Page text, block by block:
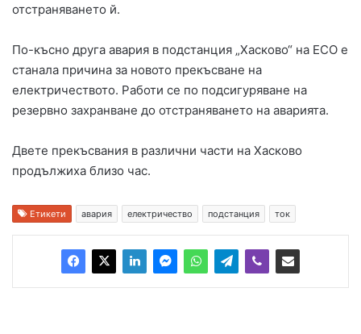
отстраняването й.
По-късно друга авария в подстанция „Хасково“ на ЕСО е
станала причина за новото прекъсване на
електричеството. Работи се по подсигуряване на
резервно захранване до отстраняването на аварията.
Двете прекъсвания в различни части на Хасково
продължиха близо час.
Етикети авария електричество подстанция ток